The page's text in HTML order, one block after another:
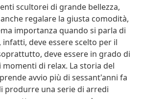
scultorei di grande bellezza,
regalare la giusta comodità,
importanza quando si parla di
infatti, deve essere scelto per il
deve essere in grado di
di relax. La storia del
avvio più di sessant'anni fa
produrre una serie di arredi